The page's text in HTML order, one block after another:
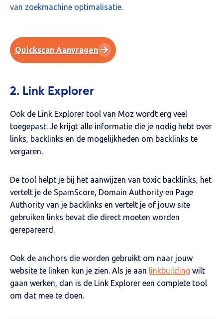
van zoekmachine optimalisatie.
Quickscan Aanvragen
2. Link Explorer
Ook de Link Explorer tool van Moz wordt erg veel
toegepast. Je krijgt alle informatie die je nodig hebt over
links, backlinks en de mogelijkheden om backlinks te
vergaren.
De tool helpt je bij het aanwijzen van toxic backlinks, het
vertelt je de SpamScore, Domain Authority en Page
Authority van je backlinks en vertelt je of jouw site
gebruiken links bevat die direct moeten worden
gerepareerd.
Ook de anchors die worden gebruikt om naar jouw
website te linken kun je zien. Als je aan linkbuilding wilt
gaan werken, dan is de Link Explorer een complete tool
om dat mee te doen.